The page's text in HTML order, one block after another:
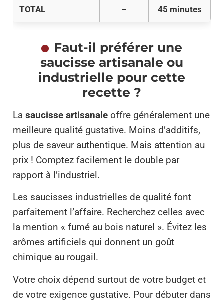
TOTAL – 45 minutes
Faut-il préférer une
saucisse artisanale ou
industrielle pour cette
recette ?
La saucisse artisanale offre généralement une
meilleure qualité gustative. Moins d’additifs,
plus de saveur authentique. Mais attention au
prix ! Comptez facilement le double par
rapport à l’industriel.
Les saucisses industrielles de qualité font
parfaitement l’affaire. Recherchez celles avec
la mention « fumé au bois naturel ». Évitez les
arômes artificiels qui donnent un goût
chimique au rougail.
Votre choix dépend surtout de votre budget et
de votre exigence gustative. Pour débuter dans